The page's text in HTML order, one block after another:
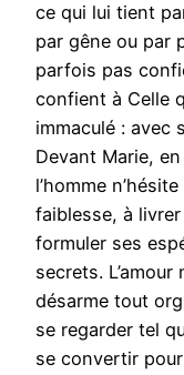
ce qui lui tient
par gêne ou par
parfois pas
confient à Celle
immaculé : avec
Devant Marie,
l’homme
faiblesse, à
formuler ses
secrets.
désarme tout
se regarder tel
se convertir